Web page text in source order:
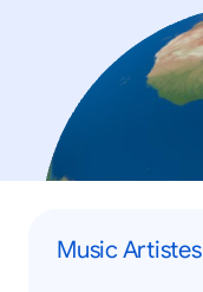
Music Artistes